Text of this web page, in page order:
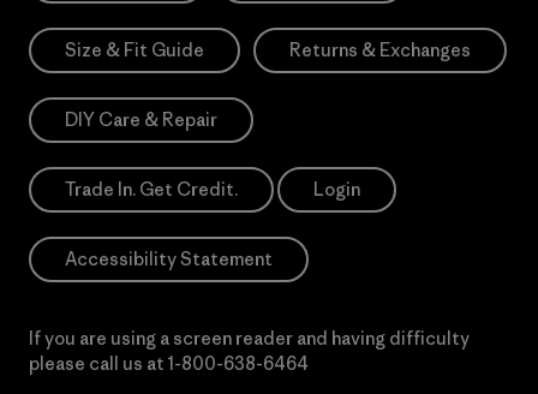
Size & Fit Guide Returns & Exchanges
DIY Care & Repair
Trade In. Get Credit. Login
Accessibility Statement
If you are using a screen reader and having difficulty
please call us at 1-800-638-6464